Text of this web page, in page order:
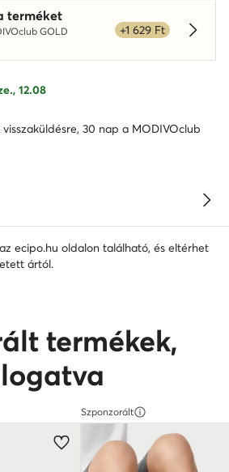
terméket
GOLD
+1 629 Ft
12.08
30 nap a MODIVOclub
ecipo.hu oldalon található, és eltérhet
ártól.
termékek,
Szponzorált